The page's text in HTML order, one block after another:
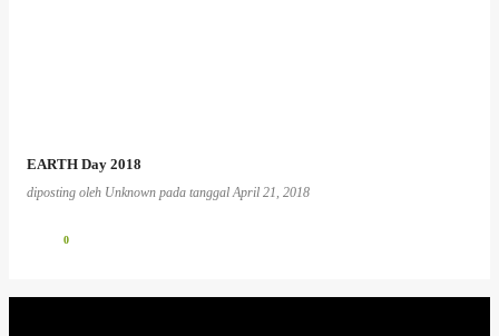
EARTH Day 2018
diposting oleh Unknown pada tanggalApril 21, 2018
0